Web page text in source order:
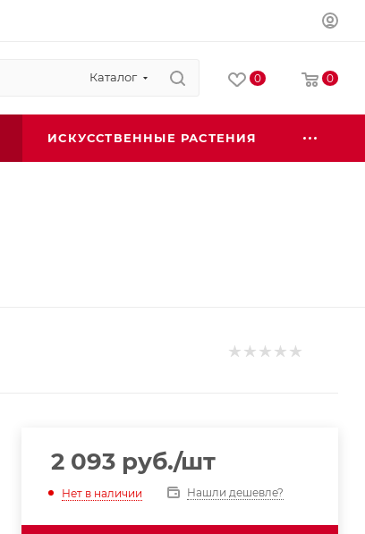
Каталог 0 0
ИСКУССТВЕННЫЕ РАСТЕНИЯ
2 093руб./шт
Нет в наличии Нашли дешевле?